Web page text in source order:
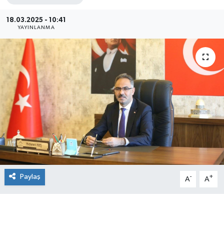
18.03.2025 - 10:41
YAYINLANMA
Paylaş A- A+